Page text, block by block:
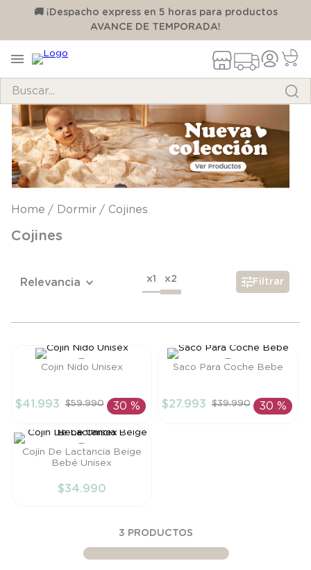
🚚 ¡Despacho express en 5 horas para productos
AVANCE DE TEMPORADA!
Dormir Cojines
Cojines
Relevancia x1 x2 Filtrar
AÑADIR AL
CARRITO
Cojin Nido Unisex
$41 .993 $59.990 30 %
Saco Para Coche Bebe
$27.993 $39.990 30 %
Cojin De Lactancia Beige
Bebé Unisex
$34.990
3 PRODUCTOS
TÉRMINOS MÁS BUSCADOS
1.
pijama
2.
calcetines
zapatillas
6
8.
saco
saco dormir
poleron